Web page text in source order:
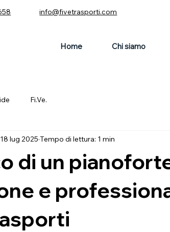
Home Chi siamo
info@fivetrasporti.com
Fi.Ve.
di un
e
18 lug 2025 Tempo di lettura: 1 min